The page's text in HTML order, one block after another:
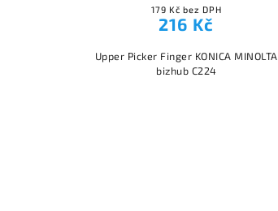
179 Kč bez DPH
216 Kč
Upper Picker Finger KONICA MINOLTA
bizhub C224